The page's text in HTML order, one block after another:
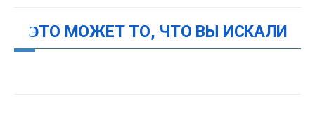
ЭТО МОЖЕТ ТО, ЧТО ВЫ ИСКАЛИ